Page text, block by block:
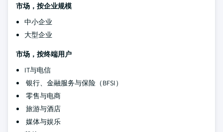
市场，按企业规模
中小企业
大型企业
市场，按终端用户
IT与电信
银行、金融服务与保险（BFSI）
零售与电商
旅游与酒店
媒体与娱乐